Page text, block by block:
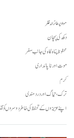
مواد پر طائرانہ نظر
دکھ کی پہچان
محفوظ پناہ گاہ کی جانب سفر
موت اور ناپائداری
کرم
ترک، تیاگ اور درد مندی
اپنے عزیزوں کے تحفظ کی خاطر دوسروں کو